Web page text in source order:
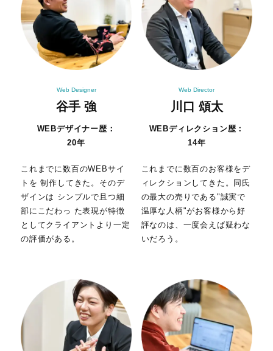
Web Designer
谷手 強
WEBデザイナー歴：
20年
これまでに数百のWEBサイ
トを制作してきた。そのデ
ザインは シンプルで且つ細
部にこだわっ た表現が特徴
としてクライアントより一定
の評価がある。
Web Director
川口 頌太
WEBディレクション歴：
14年
これまでに数百のお客様をデ
ィレクションしてきた。同氏
の最大の売りである"誠実で
温厚な人柄"がお客様から好
評なのは、一度会 えば疑わな
いだろう。